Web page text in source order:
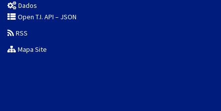
Dados
Open T.I. API – JSON
RSS
Mapa Site